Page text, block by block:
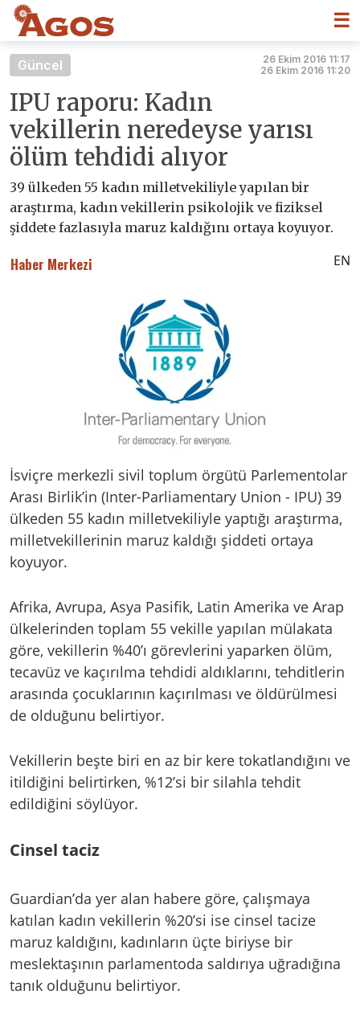
☰
Güncel
26 Ekim 2016 11:17
26 Ekim 2016 11:20
IPU raporu: Kadın
vekillerin neredeyse yarısı
ölüm tehdidi alıyor
39 ülkeden 55 kadın milletvekiliyle yapılan bir
araştırma, kadın vekillerin psikolojik ve fiziksel
şiddete fazlasıyla maruz kaldığını ortaya koyuyor.
Haber Merkezi EN
İsviçre merkezli sivil toplum örgütü Parlementolar
Arası Birlik’in (Inter-Parliamentary Union - IPU) 39
ülkeden 55 kadın milletvekiliyle yaptığı araştırma,
milletvekillerinin maruz kaldığı şiddeti ortaya
koyuyor.
Afrika, Avrupa, Asya Pasifik, Latin Amerika ve Arap
ülkelerinden toplam 55 vekille yapılan mülakata
göre, vekillerin %40’ı görevlerini yaparken ölüm,
tecavüz ve kaçırılma tehdidi aldıklarını, tehditlerin
arasında çocuklarının kaçırılması ve öldürülmesi
de olduğunu belirtiyor.
Vekillerin beşte biri en az bir kere tokatlandığını ve
itildiğini belirtirken, %12’si bir silahla tehdit
edildiğini söylüyor.
Cinsel taciz
Guardian’da yer alan habere göre, çalışmaya
katılan kadın vekillerin %20’si ise cinsel tacize
maruz kaldığını, kadınların üçte biriyse bir
meslektaşının parlamentoda saldırıya uğradığına
tanık olduğunu belirtiyor.